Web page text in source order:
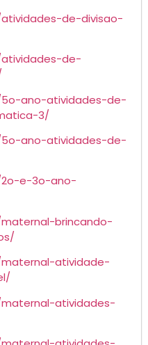
de-divisao-
de-
ano-atividades-de-
3/
ano-atividades-de-
e-3o-ano-
brincando-
atividade-
atividades-